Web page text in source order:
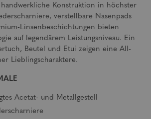
Konstruktion in höchster
verstellbare Nasenpads
Linsenbeschichtungen bieten
auf legendärem Leistungsniveau. Ein
Beutel und Etui zeigen eine All-
Lieblingscharaktere.
Acetat- und Metallgestell